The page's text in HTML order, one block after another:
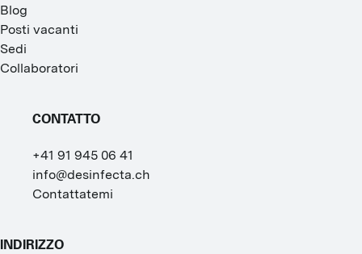
Blog
Posti vacanti
Sedi
Collaboratori
CONTATTO
+41 91 945 06 41
info@desinfecta.ch
Contattatemi
INDIRIZZO